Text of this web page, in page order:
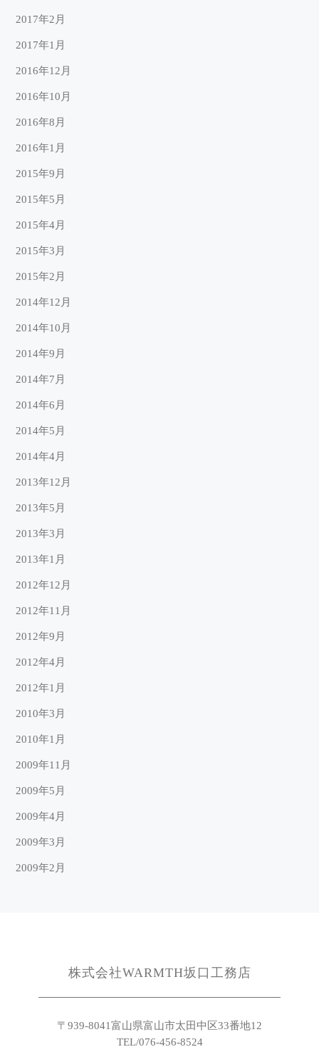
2017年2月
2017年1月
2016年12月
2016年10月
2016年8月
2016年1月
2015年9月
2015年5月
2015年4月
2015年3月
2015年2月
2014年12月
2014年10月
2014年9月
2014年7月
2014年6月
2014年5月
2014年4月
2013年12月
2013年5月
2013年3月
2013年1月
2012年12月
2012年11月
2012年9月
2012年4月
2012年1月
2010年3月
2010年1月
2009年11月
2009年5月
2009年4月
2009年3月
2009年2月
株式会社WARMTH坂口工務店
〒939-8041富山県富山市太田中区33番地12
TEL/076-456-8524